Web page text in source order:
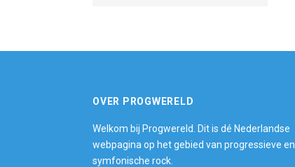
OVER PROGWERELD
Welkom bij Progwereld. Dit is dé Nederlandse
webpagina op het gebied van progressieve en
symfonische rock.